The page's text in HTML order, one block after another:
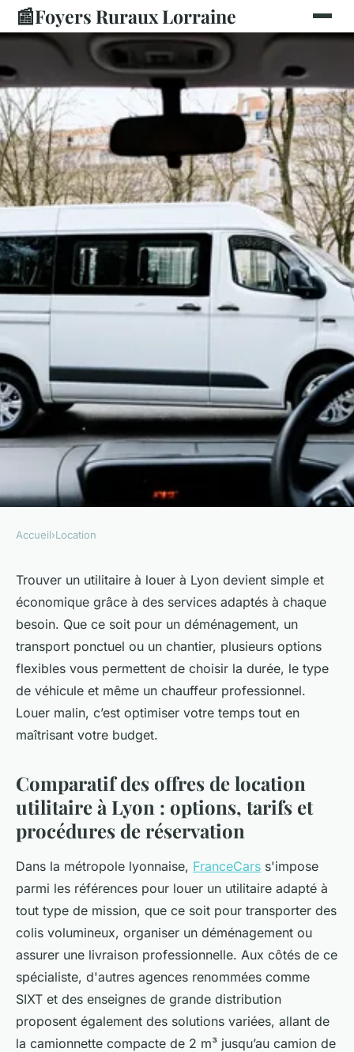
📰Foyers Ruraux Lorraine
Louez facilement votre
utilitaire à lyon et économisez
!
Léa•25 juillet 2025•9 min de lecture
Accueil›Location
Trouver un utilitaire à louer à Lyon devient simple et
économique grâce à des services adaptés à chaque
besoin. Que ce soit pour un déménagement, un
transport ponctuel ou un chantier, plusieurs options
flexibles vous permettent de choisir la durée, le type
de véhicule et même un chauffeur professionnel.
Louer malin, c’est optimiser votre temps tout en
maîtrisant votre budget.
Comparatif des offres de location
utilitaire à Lyon : options, tarifs et
procédures de réservation
Dans la métropole lyonnaise, FranceCars s'impose
parmi les références pour louer un utilitaire adapté à
tout type de mission, que ce soit pour transporter des
colis volumineux, organiser un déménagement ou
assurer une livraison professionnelle. Aux côtés de ce
spécialiste, d'autres agences renommées comme
SIXT et des enseignes de grande distribution
proposent également des solutions variées, allant de
la camionnette compacte de 2 m³ jusqu’au camion de